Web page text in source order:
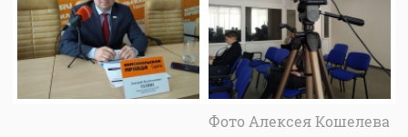
Фото Алексея Кошелева